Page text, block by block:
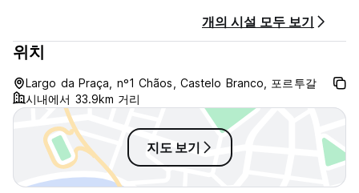
RNET: 5498
개의 시설 모두 보기
위치
Largo da Praça, nº1 Chãos, Castelo Branco, 포르투갈
시내에서 33.9km 거리
지도 보기